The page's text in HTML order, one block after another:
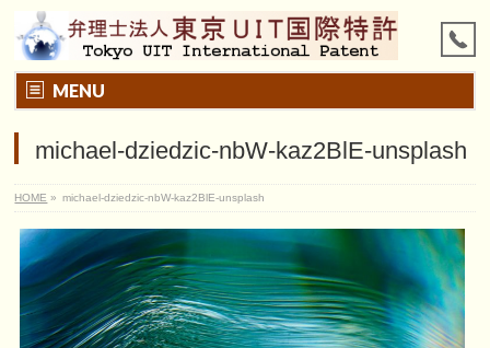
MENU
michael-dziedzic-nbW-kaz2BlE-unsplash
HOME » michael-dziedzic-nbW-kaz2BlE-unsplash